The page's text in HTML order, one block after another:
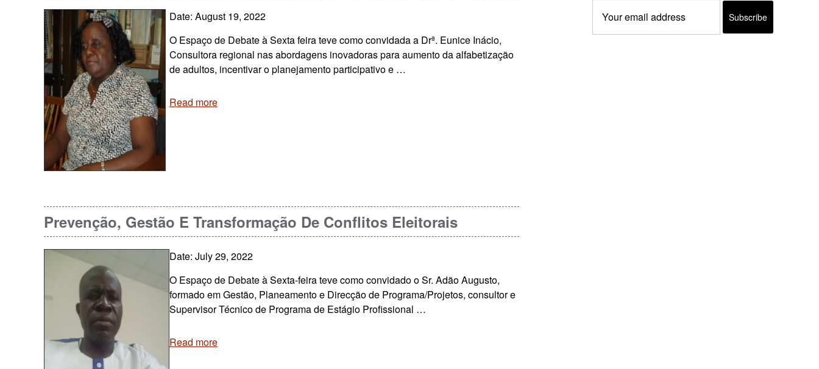
Date: August 19, 2022
O Espaço de Debate à Sexta feira teve como convidada a Drª. Eunice Inácio,
Consultora regional nas abordagens inovadoras para aumento da alfabetização
de adultos, incentivar o planejamento participativo e …
Read more
Prevenção, Gestão E Transformação De Conflitos Eleitorais
Date: July 29, 2022
O Espaço de Debate à Sexta-feira teve como convidado o Sr. Adão Augusto,
formado em Gestão, Planeamento e Direcção de Programa/Projetos, consultor e
Supervisor Técnico de Programa de Estágio Profissional …
Read more